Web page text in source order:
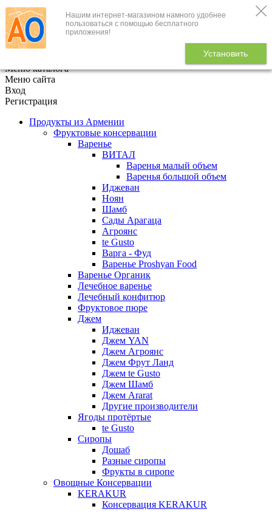
Нашим интернет-магазином намного удобнее
пользоваться с помощью бесплатного
приложения!
Установить
+7 (495) 646-888-1
В корзине
Меню каталога
Меню сайта
Вход
Регистрация
Продукты из Армении
Фруктовые консервации
Варенье
ВИТАЛ
Варенья малый объем
Варенья большой объем
Иджеван
Ноян
Шамб
Сады Арагаца
Агроянс
te Gusto
Варга - Фуд
Варенье Proshyan Food
Варенье Органик
Лечебное варенье
Лечебный конфитюр
Фруктовое пюре
Джем
Иджеван
Джем YAN
Джем Агроянс
Джем Фрут Ланд
Джем te Gusto
Джем Шамб
Джем Ararat
Другие производители
Ягоды протёртые
te Gusto
Сиропы
Дошаб
Разные сиропы
Фрукты в сиропе
Овощные Консервации
KERAKUR
Консервация KERAKUR